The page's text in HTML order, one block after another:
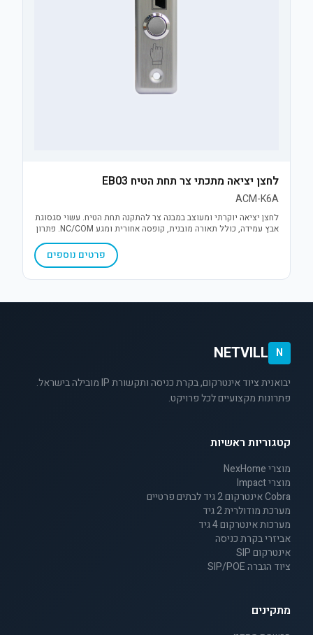
לחצן יציאה מתכתי צר תחת הטיח EB03
ACM-K6A
לחצן יציאה יוקרתי ומעוצב במבנה צר להתקנה תחת הטיח. עשוי סגסוגת
אבץ עמידה, כולל תאורה מובנית, קופסה אחורית ומגע NC/COM. פתרון
אמין, אסתטי וחסכוני במקום למערכות בקרת כניסה.
פרטים נוספים
N
NETVILL
יבואנית ציוד אינטרקום, בקרת כניסה ותקשורת IP מובילה בישראל.
פתרונות מקצועיים לכל פרויקט.
קטגוריות ראשיות
מוצרי NexHome
מוצרי Impact
Cobra אינטרקום 2 גיד לבתים פרטיים
מערכת מודולרית 2 גיד
מערכות אינטרקום 4 גיד
אביזרי בקרת כניסה
אינטרקום SIP
ציוד הגברה SIP/POE
מתקינים